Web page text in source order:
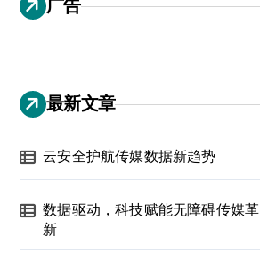
广告
最新文章
云安全护航传媒数据新趋势
数据驱动，科技赋能无障碍传媒革
新